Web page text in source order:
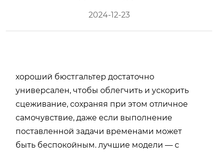
2024-12-23
хороший бюстгальтер достаточно
универсален, чтобы облегчить и ускорить
сцеживание, сохраняя при этом отличное
самочувствие, даже если выполнение
поставленной задачи временами может
быть беспокойным. лучшие модели — с